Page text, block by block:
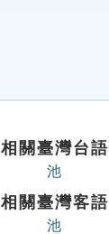
相關臺灣台語
池
相關臺灣客語
池